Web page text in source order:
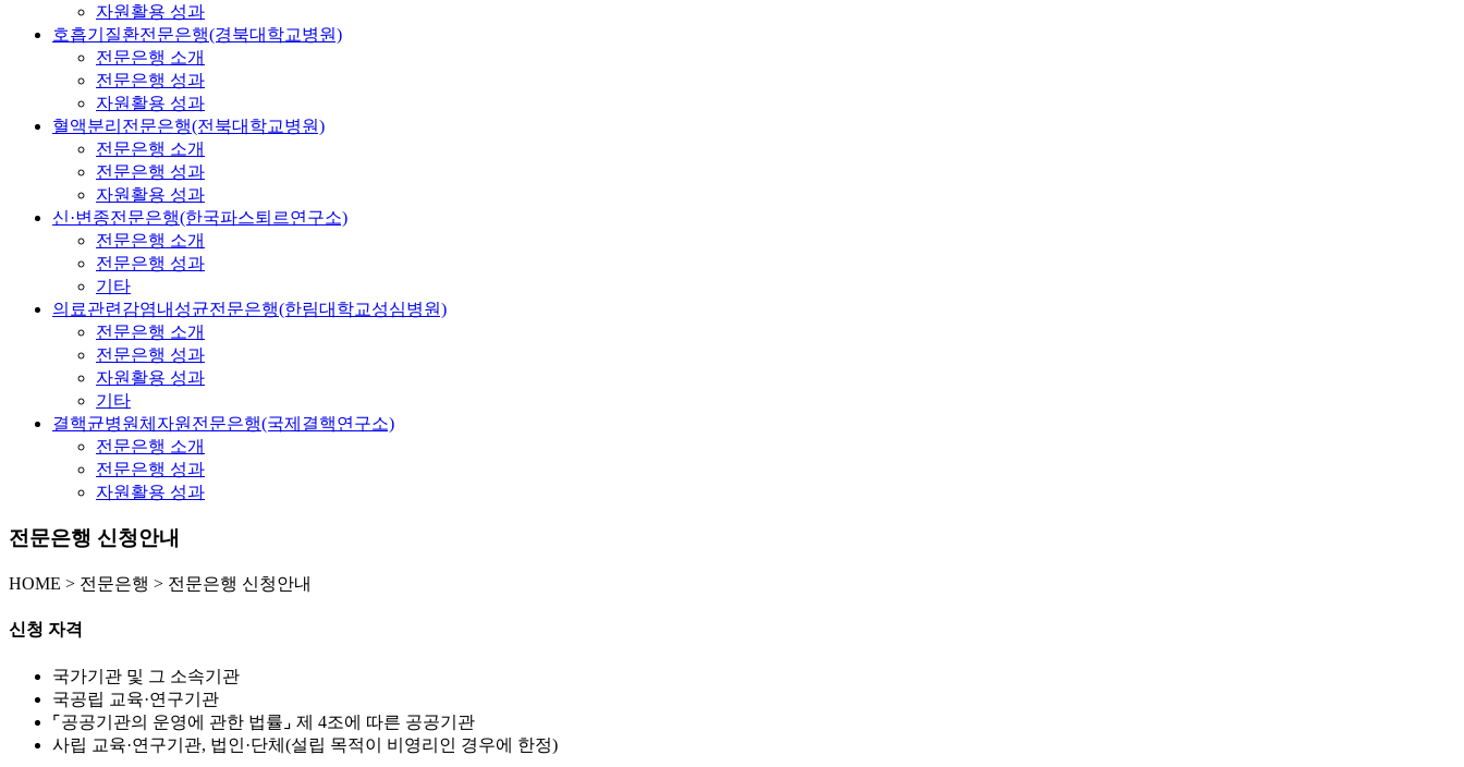
자원활용 성과
호흡기질환전문은행(경북대학교병원)
전문은행 소개
전문은행 성과
자원활용 성과
혈액분리전문은행(전북대학교병원)
전문은행 소개
전문은행 성과
자원활용 성과
신·변종전문은행(한국파스퇴르연구소)
전문은행 소개
전문은행 성과
기타
의료관련감염내성균전문은행(한림대학교성심병원)
전문은행 소개
전문은행 성과
자원활용 성과
기타
결핵균병원체자원전문은행(국제결핵연구소)
전문은행 소개
전문은행 성과
자원활용 성과
전문은행 신청안내
HOME > 전문은행 > 전문은행 신청안내
신청 자격
국가기관 및 그 소속기관
국공립 교육·연구기관
⌜공공기관의 운영에 관한 법률⌟ 제 4조에 따른 공공기관
사립 교육·연구기관, 법인·단체(설립 목적이 비영리인 경우에 한정)